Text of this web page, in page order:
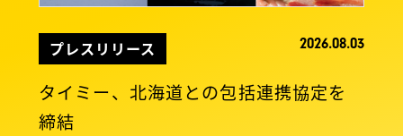
プレスリリース 2026.08.03
タイミー、北海道との包括連携協定を
締結